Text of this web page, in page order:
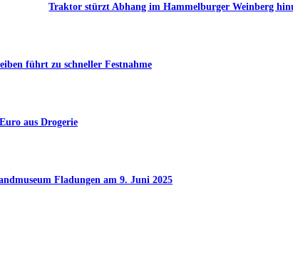
Traktor stürzt Abhang im Hammelburger Weinberg
führt zu schneller Festnahme
aus Drogerie
Fladungen am 9. Juni 2025